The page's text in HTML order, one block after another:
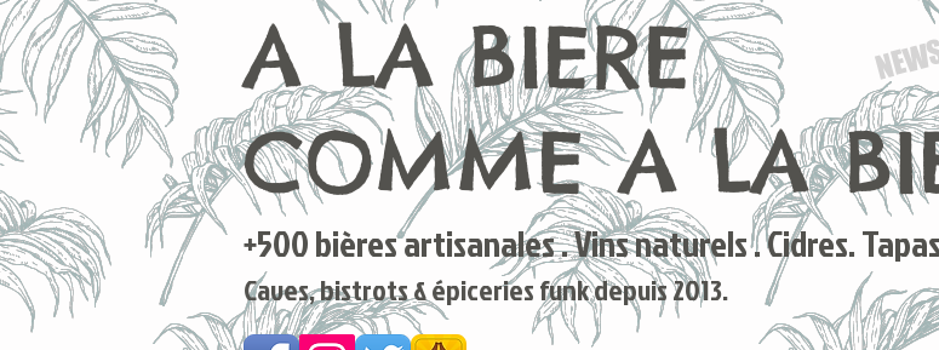
+500 bières artisanales . Vins naturels . Cidres. Tapas
Caves, bistrots & épiceries funk depuis 2013.
A LA BIERE
COMME A LA